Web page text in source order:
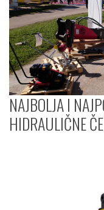
NAJBOLJA I
HIDRAULIČNE